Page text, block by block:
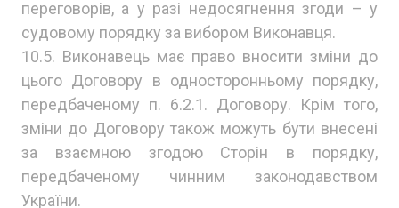
переговорів, а у разі недосягнення згоди – у
судовому порядку за вибором Виконавця.
10.5. Виконавець має право вносити зміни до
цього Договору в односторонньому порядку,
передбаченому п. 6.2.1. Договору. Крім того,
зміни до Договору також можуть бути внесені
за взаємною згодою Сторін в порядку,
передбаченому чинним законодавством
України.